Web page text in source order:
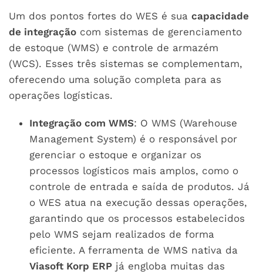
Um dos pontos fortes do WES é sua capacidade
de integração com sistemas de gerenciamento
de estoque (WMS) e controle de armazém
(WCS). Esses três sistemas se complementam,
oferecendo uma solução completa para as
operações logísticas.
Integração com WMS: O WMS (Warehouse
Management System) é o responsável por
gerenciar o estoque e organizar os
processos logísticos mais amplos, como o
controle de entrada e saída de produtos. Já
o WES atua na execução dessas operações,
garantindo que os processos estabelecidos
pelo WMS sejam realizados de forma
eficiente. A ferramenta de WMS nativa da
Viasoft Korp ERP já engloba muitas das